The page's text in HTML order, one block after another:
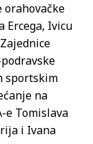
orahovačke
Ercega, Ivicu
sportskim
na
e Tomislava
i Ivana